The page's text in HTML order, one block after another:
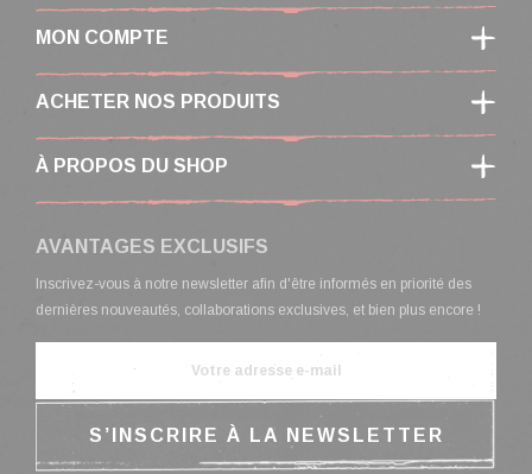
MON COMPTE
ACHETER NOS PRODUITS
À PROPOS DU SHOP
AVANTAGES EXCLUSIFS
Inscrivez-vous à notre newsletter afin d'être informés en priorité des
dernières nouveautés, collaborations exclusives, et bien plus encore !